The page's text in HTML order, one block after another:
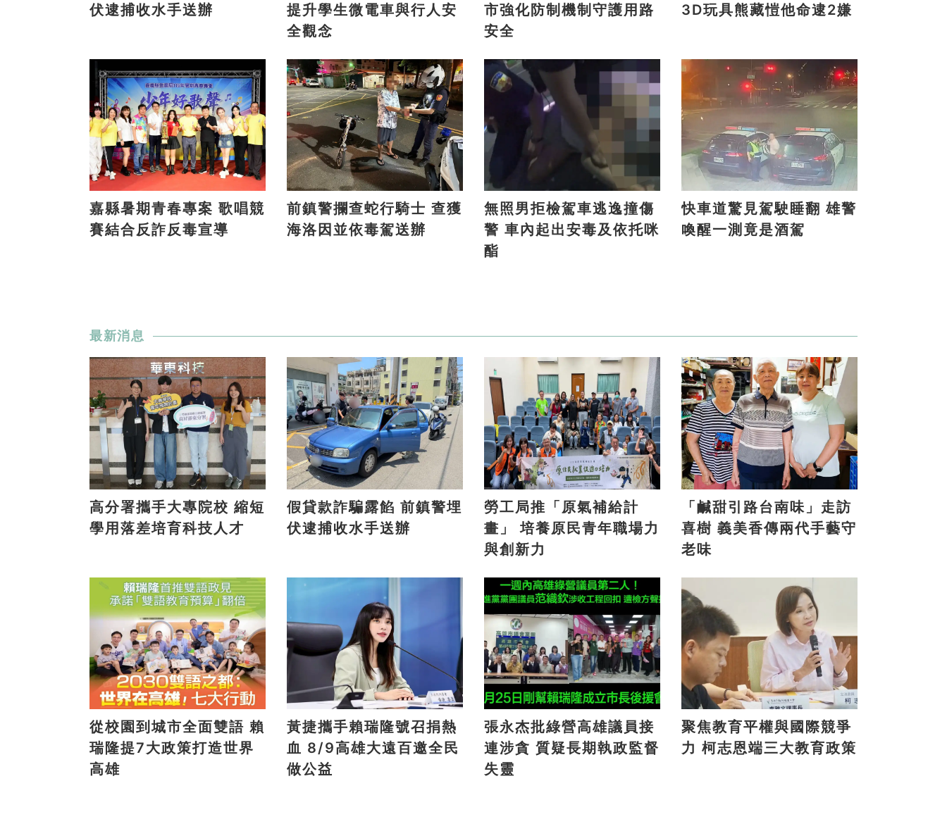
伏逮捕收水手送辦
提升學生微電車與行人安
全觀念
市強化防制機制守護用路
安全
3D玩具熊藏愷他命逮2嫌
嘉縣暑期青春專案 歌唱競
賽結合反詐反毒宣導
前鎮警攔查蛇行騎士 查獲
海洛因並依毒駕送辦
無照男拒檢駕車逃逸撞傷
警 車內起出安毒及依托咪
酯
快車道驚見駕駛睡翻 雄警
喚醒一測竟是酒駕
最新消息
高分署攜手大專院校 縮短
學用落差培育科技人才
假貸款詐騙露餡 前鎮警埋
伏逮捕收水手送辦
勞工局推「原氣補給計
畫」 培養原民青年職場力
與創新力
「鹹甜引路台南味」走訪
喜樹 義美香傳兩代手藝守
老味
從校園到城市全面雙語 賴
瑞隆提7大政策打造世界
高雄
黃捷攜手賴瑞隆號召捐熱
血 8/9高雄大遠百邀全民
做公益
張永杰批綠營高雄議員接
連涉貪 質疑長期執政監督
失靈
聚焦教育平權與國際競爭
力 柯志恩端三大教育政策